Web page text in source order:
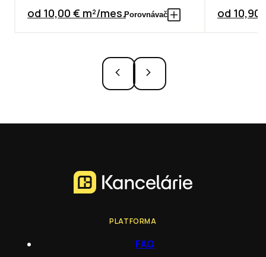
od 10,00 € m²/mes.Porovnávač od 10,90
PLATFORMA
FAQ